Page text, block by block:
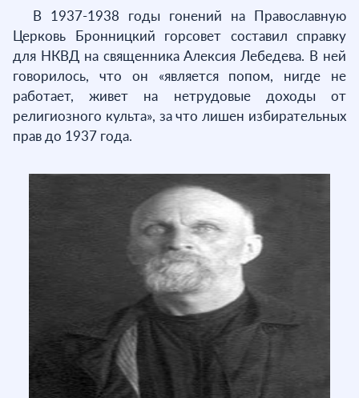
В 1937-1938 годы гонений на Православную
Церковь Бронницкий горсовет составил справку
для НКВД на священника Алексия Лебедева. В ней
говорилось, что он «является попом, нигде не
работает, живет на нетрудовые доходы от
религиозного культа», за что лишен избирательных
прав до 1937 года.